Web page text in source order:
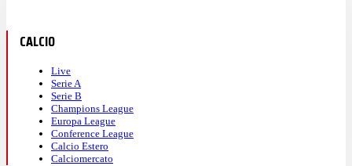
CALCIO
Live
Serie A
Serie B
Champions League
Europa League
Conference League
Calcio Estero
Calciomercato